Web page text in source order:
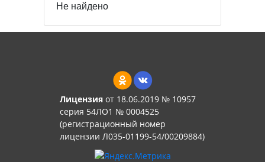
Не найдено
Лицензияот 18.06.2019 № 10957
серия 54ЛО1 № 0004525
(регистрационный номер
лицензии Л035-01199-54/00209884)